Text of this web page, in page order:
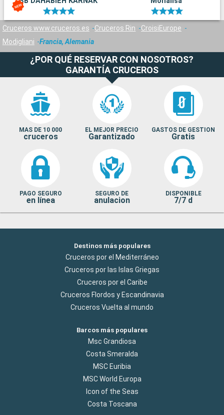
Cruceros www.cruceros.es Cruceros Rin
CroisiEurope
Modigliani
Francia, Alemania
¿POR QUÉ RESERVAR CON NOSOTROS?
GARANTÍA CRUCEROS
MAS DE 10 000
cruceros
EL MEJOR PRECIO
Garantizado
GASTOS DE GESTION
Gratis
PAGO SEGURO
en línea
SEGURO DE
anulacion
DISPONIBLE
7/7 d
Destinos más populares
Cruceros por el Mediterráneo
Cruceros por las Islas Griegas
Cruceros por el Caribe
Cruceros Flordos y Escandinavia
Cruceros Vuelta al mundo
Barcos más populares
Msc Grandiosa
Costa Smeralda
MSC Euribia
MSC World Europa
Icon of the Seas
Costa Toscana